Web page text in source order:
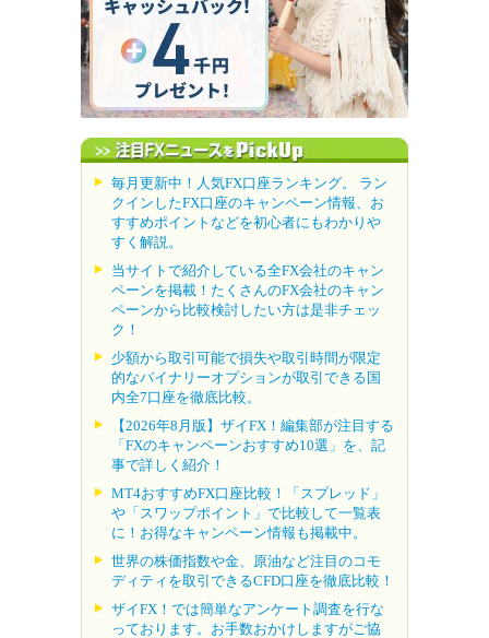
毎月更新中！人気FX口座ランキング。 ラン
クインしたFX口座のキャンペーン情報、お
すすめポイントなどを初心者にもわかりや
すく解説。
当サイトで紹介している全FX会社のキャン
ペーンを掲載！たくさんのFX会社のキャン
ペーンから比較検討したい方は是非チェッ
ク！
少額から取引可能で損失や取引時間が限定
的なバイナリーオプションが取引できる国
内全7口座を徹底比較。
【2026年8月版】ザイFX！編集部が注目する
「FXのキャンペーンおすすめ10選」を、記
事で詳しく紹介！
MT4おすすめFX口座比較！「スプレッド」
や「スワップポイント」で比較して一覧表
に！お得なキャンペーン情報も掲載中。
世界の株価指数や金、原油など注目のコモ
ディティを取引できるCFD口座を徹底比較！
ザイFX！では簡単なアンケート調査を行な
っております。お手数おかけしますがご協